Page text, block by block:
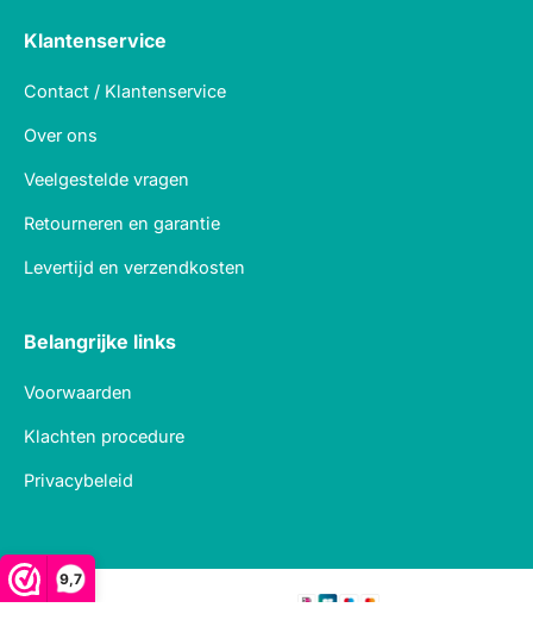
9,7
Klantenservice
Contact / Klantenservice
Over ons
Veelgestelde vragen
Retourneren en garantie
Levertijd en verzendkosten
Belangrijke links
Voorwaarden
Klachten procedure
Privacybeleid